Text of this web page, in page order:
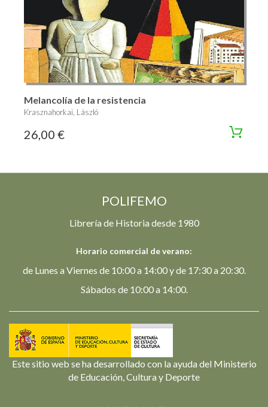
Melancolía de la resistencia
Krasznahorkai, László
26,00 €
POLIFEMO
Librería de Historia desde 1980
Horario comercial de verano:
de Lunes a Viernes de 10:00 a 14:00 y de 17:30 a 20:30.
Sábados de 10:00 a 14:00.
Este sitio web se ha desarrollado con la ayuda del Ministerio
de Educación, Cultura y Deporte